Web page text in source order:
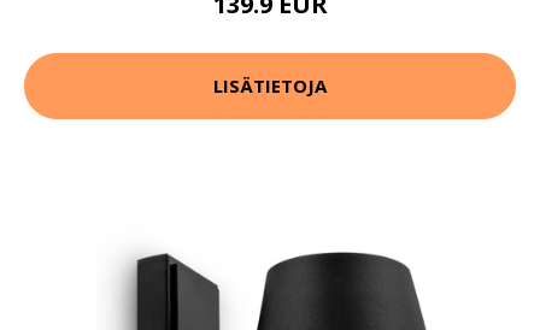
LISÄTIETOJA